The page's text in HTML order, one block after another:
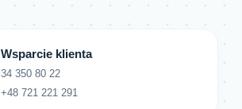
Wsparcie klienta
34 350 80 22
+48 721 221 291